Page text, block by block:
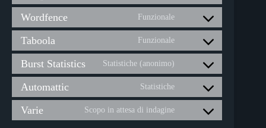
transparency-
consent-
framework
to
service
google-
various-
services
Wordfence Funzionale
Consent
to
service
wordfence
Taboola Funzionale
Consent
to
service
taboola
Burst Statistics Statistiche (anonimo)
Consent
to
service
burst-
statistics
Automattic Statistiche
Consent
to
service
automattic
Varie Scopo in attesa di indagine
Consent
to